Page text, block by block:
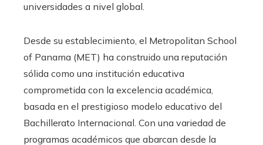
universidades a nivel global.
Desde su establecimiento, el Metropolitan School
of Panama (MET) ha construido una reputación
sólida como una institución educativa
comprometida con la excelencia académica,
basada en el prestigioso modelo educativo del
Bachillerato Internacional. Con una variedad de
programas académicos que abarcan desde la